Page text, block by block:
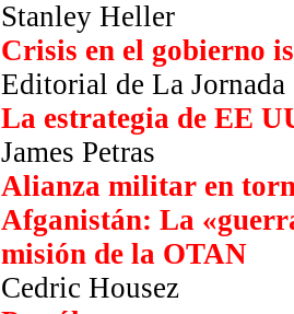
Stanley Heller
Crisis en el gobierno
Editorial de La Jornada
La estrategia de EE
James Petras
Alianza militar en
Afganistán: La
misión de la OTAN
Cedric Housez